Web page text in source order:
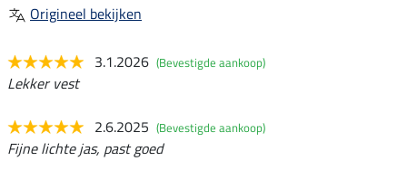
Origineel bekijken
3.1.2026 (Bevestigde aankoop)
Lekker vest
2.6.2025 (Bevestigde aankoop)
Fijne lichte jas, past goed